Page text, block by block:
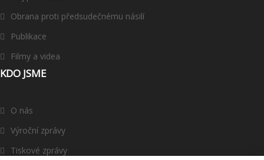
Obrana proti předsudečnému násilí
Publikace
Filmy a videa
KDO JSME
O nás
Výroční zprávy
Tiskové zprávy